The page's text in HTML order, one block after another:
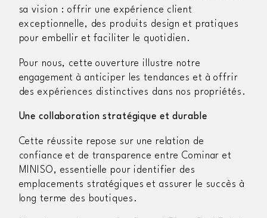
sa vision : offrir une expérience client
exceptionnelle, des produits design et pratiques
pour embellir et faciliter le quotidien.
Pour nous, cette ouverture illustre notre
engagement à anticiper les tendances et à offrir
des expériences distinctives dans nos propriétés.
Une collaboration stratégique et durable
Cette réussite repose sur une relation de
confiance et de transparence entre Cominar et
MINISO, essentielle pour identifier des
emplacements stratégiques et assurer le succès à
long terme des boutiques.